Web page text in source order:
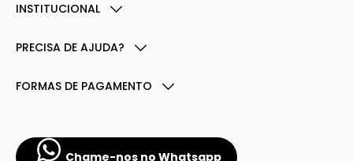
INSTITUCIONAL
PRECISA DE AJUDA?
FORMAS DE PAGAMENTO
Chame-nos no Whatsapp